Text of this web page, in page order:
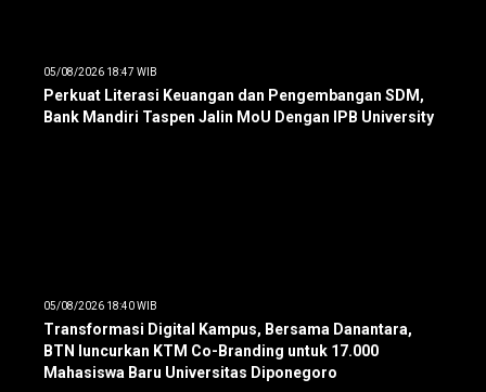
05/08/2026 18:47 WIB
Perkuat Literasi Keuangan dan Pengembangan SDM,
Bank Mandiri Taspen Jalin MoU Dengan IPB University
05/08/2026 18:40 WIB
Transformasi Digital Kampus, Bersama Danantara,
BTN luncurkan KTM Co-Branding untuk 17.000
Mahasiswa Baru Universitas Diponegoro